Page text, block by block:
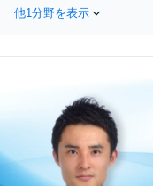
他1分野を表示